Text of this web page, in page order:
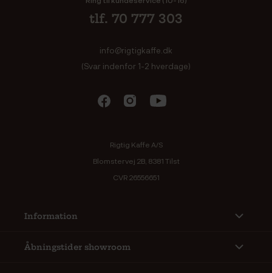
tlf. 70 777 303
info@rigtigkaffe.dk
(Svar indenfor 1-2 hverdage)
Rigtig Kaffe A/S
Blomstervej 2B, 8381 Tilst
CVR 26556651
Information
Åbningstider showroom